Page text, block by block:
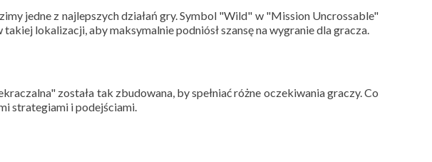
jedne z najlepszych działań gry. Symbol "Wild" w "Mission Uncrossable"
lokalizacji, aby maksymalnie podniósł szansę na wygranie dla gracza.
została tak zbudowana, by spełniać różne oczekiwania graczy. Co
strategiami i podejściami.